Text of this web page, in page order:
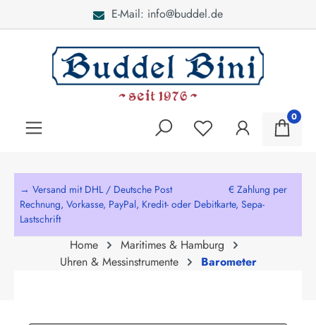
E-Mail: info@buddel.de
0
→ Versand mit DHL / Deutsche Post € Zahlung per
Rechnung, Vorkasse, PayPal, Kredit- oder Debitkarte, Sepa-
Lastschrift
Home
Maritimes & Hamburg
Uhren & Messinstrumente
Barometer